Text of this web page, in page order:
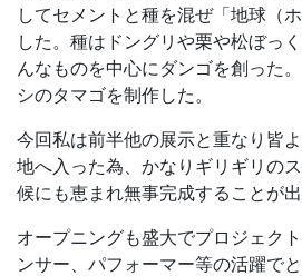
してセメントと種を混ぜ「地球（
した。種はドングリや栗や松ぼっ
んなものを中心にダンゴを創った
シのタマゴを制作した。
今回私は前半他の展示と重なり皆
地へ入った為、かなりギリギリの
候にも恵まれ無事完成することが出
オープニングも盛大でプロジェク
ンサー、パフォーマー等の活躍で